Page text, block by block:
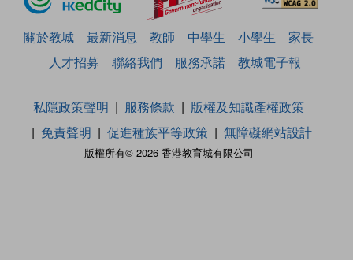
關於教城 最新消息 教師 中學生 小學生
家長
人才招募
聯絡我們 服務承諾 教城電子報
版權所有© 2026 香港教育城有限公司
私隱政策聲明 服務條款
版權及知識產權政策
免責聲明
促進種族平等政策 無障礙網站設計